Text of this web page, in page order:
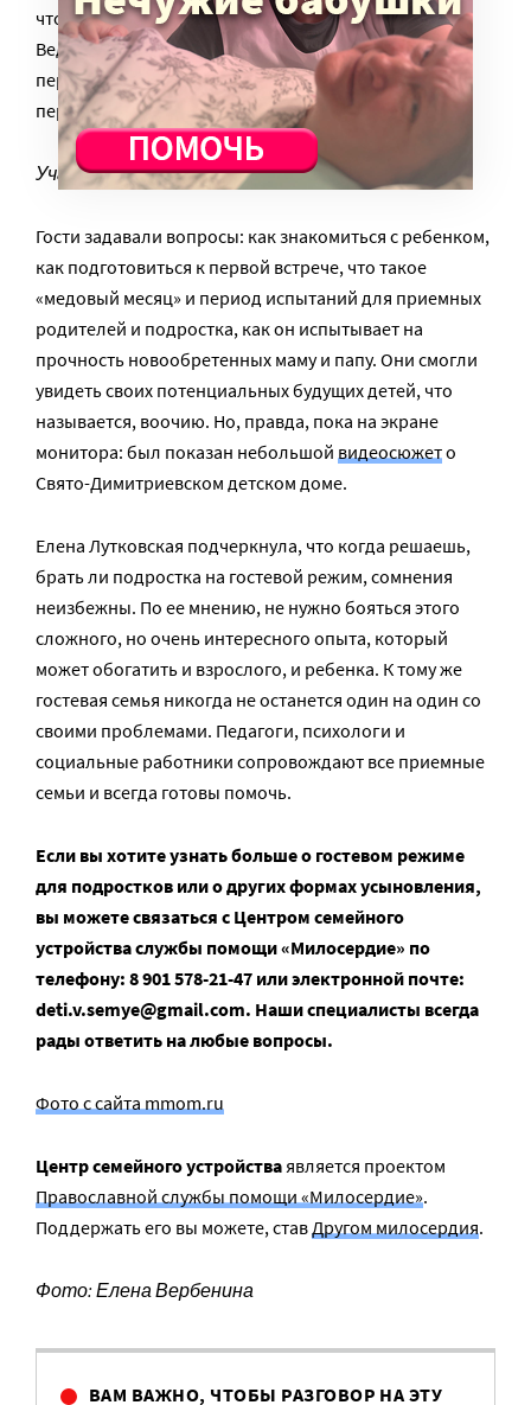
что жизнь вне стен детского дома гораздо сложнее.
Ведь в семье есть система требований и вместе с
персональными отношениями получаешь
персональные ожидания».
Участники встречи
Гости задавали вопросы: как знакомиться с ребенком,
как подготовиться к первой встрече, что такое
«медовый месяц» и период испытаний для приемных
родителей и подростка, как он испытывает на
прочность новообретенных маму и папу. Они смогли
увидеть своих потенциальных будущих детей, что
называется, воочию. Но, правда, пока на экране
монитора: был показан небольшой видеосюжето
Свято-Димитриевском детском доме.
Елена Лутковская подчеркнула, что когда решаешь,
брать ли подростка на гостевой режим, сомнения
неизбежны. По ее мнению, не нужно бояться этого
сложного, но очень интересного опыта, который
может обогатить и взрослого, и ребенка. К тому же
гостевая семья никогда не останется один на один со
своими проблемами. Педагоги, психологи и
социальные работники сопровождают все приемные
семьи и всегда готовы помочь.
Если вы хотите узнать больше о гостевом режиме
для подростков или о других формах усыновления,
вы можете связаться с Центром семейного
устройства службы помощи «Милосердие» по
телефону: 8 901 578-21-47 или электронной почте:
deti.v.semye@gmail.com. Наши специалисты всегда
рады ответить на любые вопросы.
Фото с сайта mmom.ru
Центр cемейного устройстваявляется проектом
Православной службы помощи «Милосердие».
Поддержать его вы можете, ставДругом милосердия.
Фото: Елена Вербенина
ВАМ ВАЖНО, ЧТОБЫ РАЗГОВОР НА ЭТУ